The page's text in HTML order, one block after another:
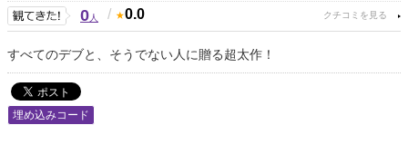
0人 / 0.0
すべてのデブと、そうでない人に贈る超太作！
埋め込みコード